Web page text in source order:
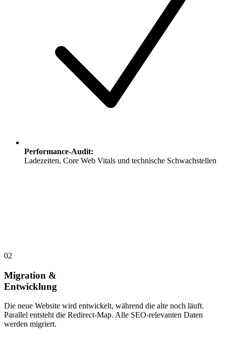
Performance-Audit:
Ladezeiten, Core Web Vitals und technische Schwachstellen
02
Migration &
Entwicklung
Die neue Website wird entwickelt, während die alte noch läuft.
Parallel entsteht die Redirect-Map. Alle SEO-relevanten Daten
werden migriert.